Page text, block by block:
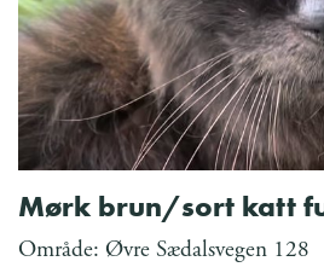
Mørk brun/sort katt
Område: Øvre Sædalsvegen 128